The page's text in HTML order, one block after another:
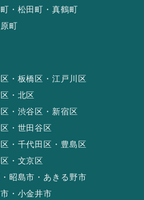
・松田町・真鶴町
町
・板橋区・江戸川区
・北区
・渋谷区・新宿区
・世田谷区
・千代田区・豊島区
・文京区
昭島市・あきる野市
・小金井市